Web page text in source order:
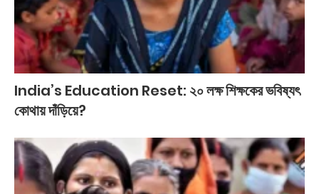
India’s Education Reset: ২০ লক্ষ শিক্ষকের ভবিষ্যৎ
কোথায় দাঁড়িয়ে?